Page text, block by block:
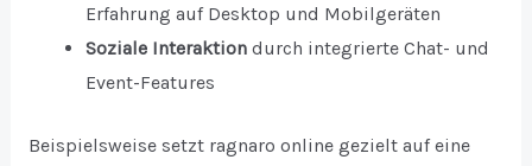
Erfahrung auf Desktop und Mobilgeräten
Soziale Interaktiondurch integrierte Chat- und
Event-Features
Beispielsweise setzt ragnaro online gezielt auf eine